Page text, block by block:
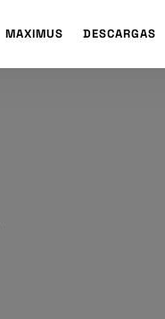
MAXIMUS DESCARGAS